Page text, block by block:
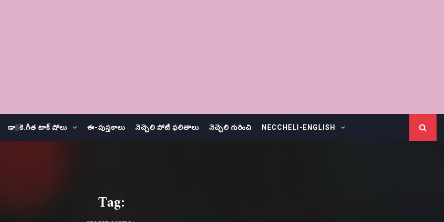
డా||కె.గీత టాక్ షోలు ఈ-పుస్తకాలు నెచ్చెలి పోటీ ఫలితాలు నెచ్చెలి గురించి NECCHELI-ENGLISH
Tag: